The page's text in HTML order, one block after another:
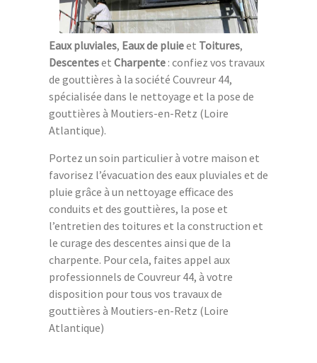
Eaux pluviales, Eaux de pluieet Toitures,
Descenteset Charpente : confiez vos travaux
de gouttières à la société Couvreur 44,
spécialisée dans le nettoyage et la pose de
gouttières à Moutiers-en-Retz (Loire
Atlantique).
Portez un soin particulier à votre maison et
favorisez l’évacuation des eaux pluviales et de
pluie grâce à un nettoyage efficace des
conduits et des gouttières, la pose et
l’entretien des toitures et la construction et
le curage des descentes ainsi que de la
charpente. Pour cela, faites appel aux
professionnels de Couvreur 44, à votre
disposition pour tous vos travaux de
gouttières à Moutiers-en-Retz (Loire
Atlantique)